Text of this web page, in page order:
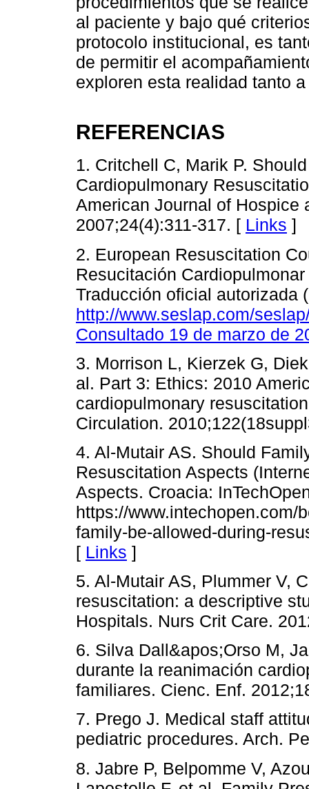
al paciente y bajo qué
protocolo institucional, es
de permitir el
exploren esta realidad tanto
REFERENCIAS
1. Critchell C, Marik P.
Cardiopulmonary
American Journal of Hospice
2007;24(4):311-317. [ Links ]
2. European Resuscitation
Resucitación
Traducción oficial autorizada
http://www.seslap.com/
Consultado 19 de marzo de
3. Morrison L, Kierzek G,
al. Part 3: Ethics: 2010
cardiopulmonary
Circulation.
4. Al-Mutair AS. Should
Resuscitation Aspects
Aspects. Croacia:
https://www.intechopen.com/
family-be-allowed-during-
[ Links ]
5. Al-Mutair AS, Plummer V,
resuscitation: a descriptive
Hospitals. Nurs Crit Care.
6. Silva Dall&apos;Orso M,
durante la reanimación
familiares. Cienc. Enf.
7. Prego J. Medical staff
pediatric procedures. Arch.
8. Jabre P, Belpomme V,